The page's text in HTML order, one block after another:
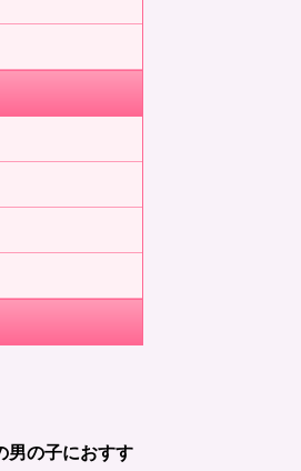
男の子におすす